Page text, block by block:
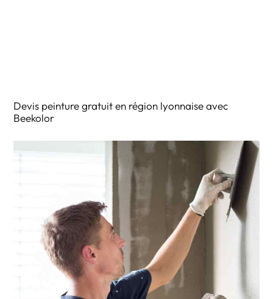
Devis peinture gratuit en région lyonnaise avec
Beekolor